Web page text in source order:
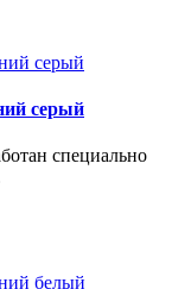
серый
специально